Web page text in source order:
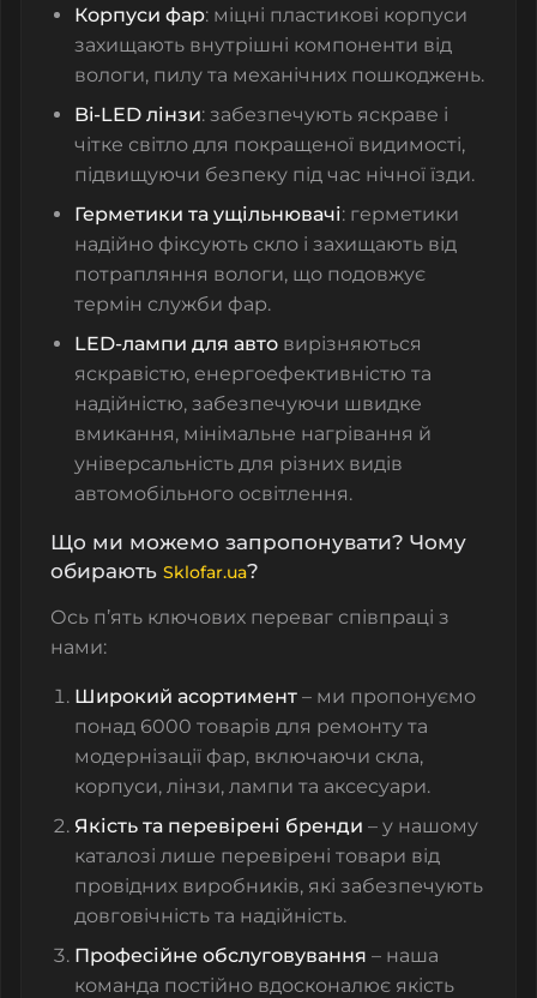
Корпуси фар: міцні пластикові корпуси
захищають внутрішні компоненти від
вологи, пилу та механічних пошкоджень.
Bi-LED лінзи: забезпечують яскраве і
чітке світло для покращеної видимості,
підвищуючи безпеку під час нічної їзди.
Герметики та ущільнювачі: герметики
надійно фіксують скло і захищають від
потрапляння вологи, що подовжує
термін служби фар.
LED-лампи для авто вирізняються
яскравістю, енергоефективністю та
надійністю, забезпечуючи швидке
вмикання, мінімальне нагрівання й
універсальність для різних видів
автомобільного освітлення.
Що ми можемо запропонувати? Чому
обирають Sklofar.ua?
Ось п’ять ключових переваг співпраці з
нами:
Широкий асортимент – ми пропонуємо
понад 6000 товарів для ремонту та
модернізації фар, включаючи скла,
корпуси, лінзи, лампи та аксесуари.
Якість та перевірені бренди – у нашому
каталозі лише перевірені товари від
провідних виробників, які забезпечують
довговічність та надійність.
Професійне обслуговування – наша
команда постійно вдосконалює якість